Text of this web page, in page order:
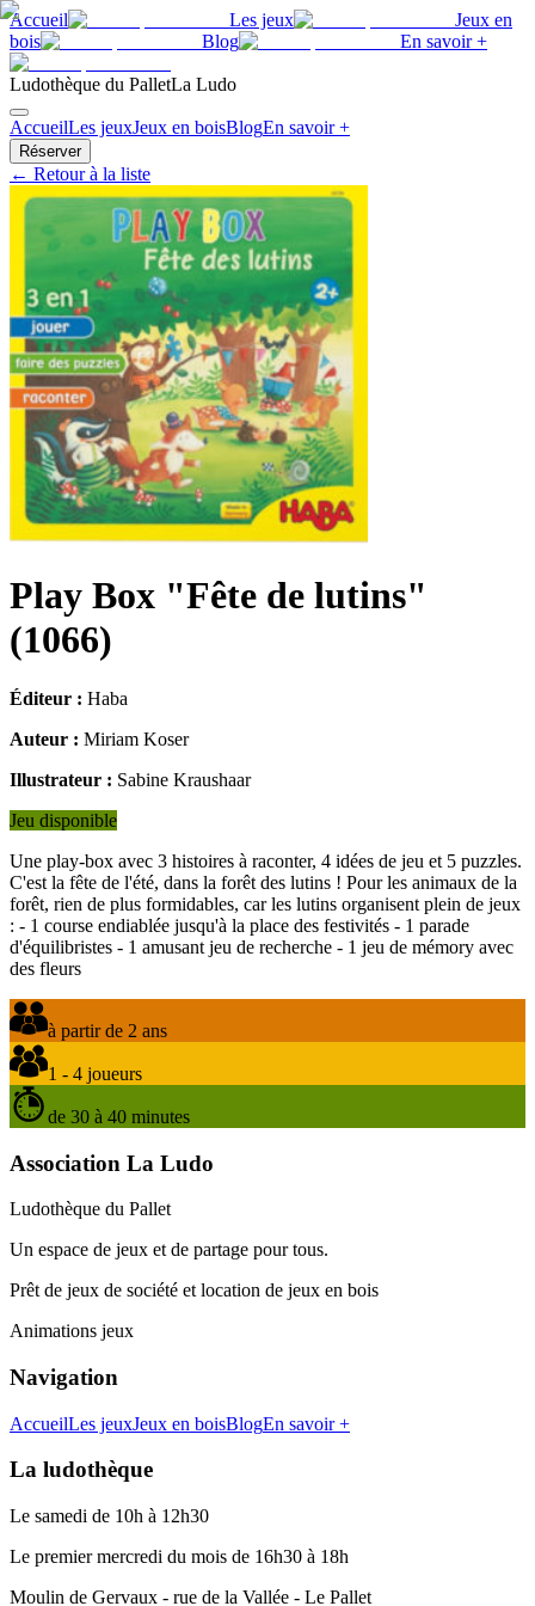
Accueil Les jeux
Jeux en
bois
Blog En savoir +
Ludothèque du PalletLa Ludo
AccueilLes jeuxJeux en boisBlogEn savoir +
Réserver
← Retour à la liste
Play Box "Fête de lutins"
(1066)
Éditeur : Haba
Auteur : Miriam Koser
Illustrateur : Sabine Kraushaar
Jeu disponible
Une play-box avec 3 histoires à raconter, 4 idées de jeu et 5 puzzles.
C'est la fête de l'été, dans la forêt des lutins ! Pour les animaux de la
forêt, rien de plus formidables, car les lutins organisent plein de jeux
: - 1 course endiablée jusqu'à la place des festivités - 1 parade
d'équilibristes - 1 amusant jeu de recherche - 1 jeu de mémory avec
des fleurs
à partir de 2 ans
1 - 4 joueurs
de 30 à 40 minutes
Association La Ludo
Ludothèque du Pallet
Un espace de jeux et de partage pour tous.
Prêt de jeux de société et location de jeux en bois
Animations jeux
Navigation
AccueilLes jeuxJeux en boisBlogEn savoir +
La ludothèque
Le samedi de 10h à 12h30
Le premier mercredi du mois de 16h30 à 18h
Moulin de Gervaux - rue de la Vallée - Le Pallet